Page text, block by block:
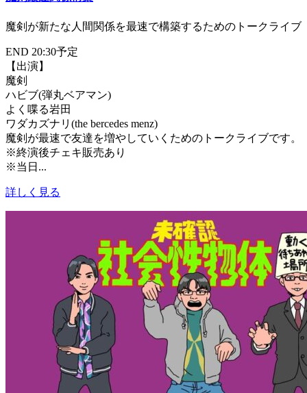
魔剣が新たな人間関係を最速で構築するためのトークライブ
END 20:30予定
【出演】
魔剣
ハビブ(弾丸ベアマン)
よく喋る岩田
ワダカズナリ(the bercedes menz)
魔剣が最速で友達を増やしていくためのトークライブです。
※終演後チェキ販売あり
※当日...
詳しく見る